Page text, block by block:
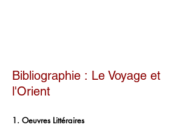
Bibliographie : Le Voyage et
l'Orient
1. Oeuvres Littéraires